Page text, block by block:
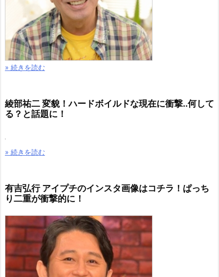
» 続きを読む
綾部祐二 変貌！ハードボイルドな現在に衝撃..何して
る？と話題に！
» 続きを読む
有吉弘行 アイプチのインスタ画像はコチラ！ぱっち
り二重が衝撃的に！